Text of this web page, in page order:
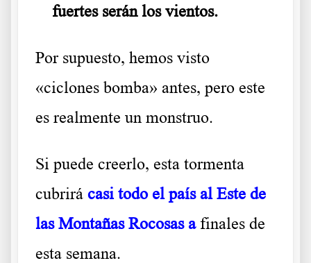
fuertes serán los vientos.
Por supuesto, hemos visto
«ciclones bomba» antes, pero este
es realmente un monstruo.
Si puede creerlo, esta tormenta
cubrirá casi todo el país al Este de
las Montañas Rocosas afinales de
esta semana.